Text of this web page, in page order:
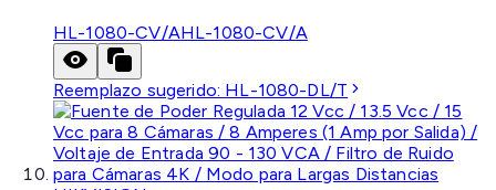
HL-1080-CV/AHL-1080-CV/A
Reemplazo sugerido: HL-1080-DL/T